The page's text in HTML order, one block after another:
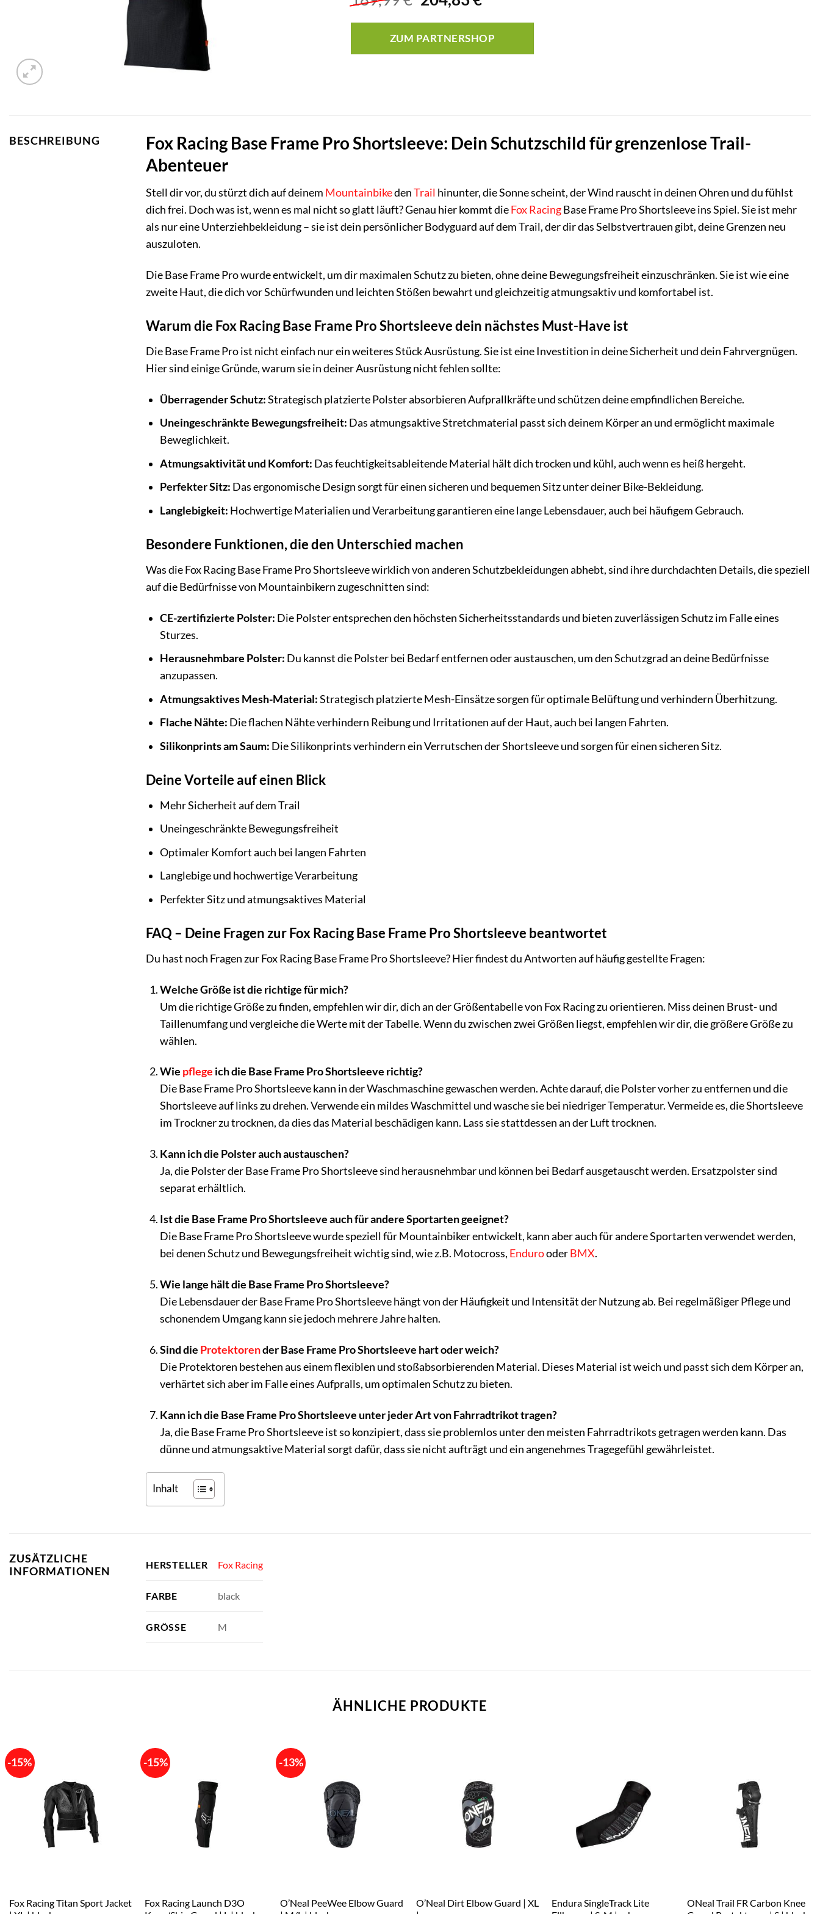
Preis
war:
189,99 €
ist:
204,83 €.
ZUM PARTNERSHOP
BESCHREIBUNG
Fox Racing Base Frame Pro Shortsleeve: Dein Schutzschild für grenzenlose Trail-
Abenteuer
Stell dir vor, du stürzt dich auf deinem MountainbikedenTrail hinunter, die Sonne scheint, der Wind rauscht in deinen Ohren und du fühlst
dich frei. Doch was ist, wenn es mal nicht so glatt läuft? Genau hier kommt dieFox RacingBase Frame Pro Shortsleeve ins Spiel. Sie ist mehr
als nur eine Unterziehbekleidung – sie ist dein persönlicher Bodyguard auf dem Trail, der dir das Selbstvertrauen gibt, deine Grenzen neu
auszuloten.
Die Base Frame Pro wurde entwickelt, um dir maximalen Schutz zu bieten, ohne deine Bewegungsfreiheit einzuschränken. Sie ist wie eine
zweite Haut, die dich vor Schürfwunden und leichten Stößen bewahrt und gleichzeitig atmungsaktiv und komfortabel ist.
Warum die Fox Racing Base Frame Pro Shortsleeve dein nächstes Must-Have ist
Die Base Frame Pro ist nicht einfach nur ein weiteres Stück Ausrüstung. Sie ist eine Investition in deine Sicherheit und dein Fahrvergnügen.
Hier sind einige Gründe, warum sie in deiner Ausrüstung nicht fehlen sollte:
Überragender Schutz:Strategisch platzierte Polster absorbieren Aufprallkräfte und schützen deine empfindlichen Bereiche.
Uneingeschränkte Bewegungsfreiheit: Das atmungsaktive Stretchmaterial passt sich deinem Körper an und ermöglicht maximale
Beweglichkeit.
Atmungsaktivität und Komfort: Das feuchtigkeitsableitende Material hält dich trocken und kühl, auch wenn es heiß hergeht.
Perfekter Sitz: Das ergonomische Design sorgt für einen sicheren und bequemen Sitz unter deiner Bike-Bekleidung.
Langlebigkeit: Hochwertige Materialien und Verarbeitung garantieren eine lange Lebensdauer, auch bei häufigem Gebrauch.
Besondere Funktionen, die den Unterschied machen
Was die Fox Racing Base Frame Pro Shortsleeve wirklich von anderen Schutzbekleidungen abhebt, sind ihre durchdachten Details, die speziell
auf die Bedürfnisse von Mountainbikern zugeschnitten sind:
CE-zertifizierte Polster: Die Polster entsprechen den höchsten Sicherheitsstandards und bieten zuverlässigen Schutz im Falle eines
Sturzes.
Herausnehmbare Polster: Du kannst die Polster bei Bedarf entfernen oder austauschen, um den Schutzgrad an deine Bedürfnisse
anzupassen.
Atmungsaktives Mesh-Material:Strategisch platzierte Mesh-Einsätze sorgen für optimale Belüftung und verhindern Überhitzung.
Flache Nähte: Die flachen Nähte verhindern Reibung und Irritationen auf der Haut, auch bei langen Fahrten.
Silikonprints am Saum: Die Silikonprints verhindern ein Verrutschen der Shortsleeve und sorgen für einen sicheren Sitz.
Deine Vorteile auf einen Blick
Mehr Sicherheit auf dem Trail
Uneingeschränkte Bewegungsfreiheit
Optimaler Komfort auch bei langen Fahrten
Langlebige und hochwertige Verarbeitung
Perfekter Sitz und atmungsaktives Material
FAQ – Deine Fragen zur Fox Racing Base Frame Pro Shortsleeve beantwortet
Du hast noch Fragen zur Fox Racing Base Frame Pro Shortsleeve? Hier findest du Antworten auf häufig gestellte Fragen:
Welche Größe ist die richtige für mich?
Um die richtige Größe zu finden, empfehlen wir dir, dich an der Größentabelle von Fox Racing zu orientieren. Miss deinen Brust- und
Taillenumfang und vergleiche die Werte mit der Tabelle. Wenn du zwischen zwei Größen liegst, empfehlen wir dir, die größere Größe zu
wählen.
Wie pflege ich die Base Frame Pro Shortsleeve richtig?
Die Base Frame Pro Shortsleeve kann in der Waschmaschine gewaschen werden. Achte darauf, die Polster vorher zu entfernen und die
Shortsleeve auf links zu drehen. Verwende ein mildes Waschmittel und wasche sie bei niedriger Temperatur. Vermeide es, die Shortsleeve
im Trockner zu trocknen, da dies das Material beschädigen kann. Lass sie stattdessen an der Luft trocknen.
Kann ich die Polster auch austauschen?
Ja, die Polster der Base Frame Pro Shortsleeve sind herausnehmbar und können bei Bedarf ausgetauscht werden. Ersatzpolster sind
separat erhältlich.
Ist die Base Frame Pro Shortsleeve auch für andere Sportarten geeignet?
Die Base Frame Pro Shortsleeve wurde speziell für Mountainbiker entwickelt, kann aber auch für andere Sportarten verwendet werden,
bei denen Schutz und Bewegungsfreiheit wichtig sind, wie z.B. Motocross, EndurooderBMX.
Wie lange hält die Base Frame Pro Shortsleeve?
Die Lebensdauer der Base Frame Pro Shortsleeve hängt von der Häufigkeit und Intensität der Nutzung ab. Bei regelmäßiger Pflege und
schonendem Umgang kann sie jedoch mehrere Jahre halten.
Sind die Protektorender Base Frame Pro Shortsleeve hart oder weich?
Die Protektoren bestehen aus einem flexiblen und stoßabsorbierenden Material. Dieses Material ist weich und passt sich dem Körper an,
verhärtet sich aber im Falle eines Aufpralls, um optimalen Schutz zu bieten.
Kann ich die Base Frame Pro Shortsleeve unter jeder Art von Fahrradtrikot tragen?
Ja, die Base Frame Pro Shortsleeve ist so konzipiert, dass sie problemlos unter den meisten Fahrradtrikots getragen werden kann. Das
dünne und atmungsaktive Material sorgt dafür, dass sie nicht aufträgt und ein angenehmes Tragegefühl gewährleistet.
Inhalt
ZUSÄTZLICHE
INFORMATIONEN
HERSTELLER Fox Racing
FARBE black
GRÖSSE M
ÄHNLICHE PRODUKTE
-15%
Fox Racing Titan Sport Jacket
-15%
Fox Racing Launch D3O
-13%
O’Neal PeeWee Elbow Guard
O’Neal Dirt Elbow Guard | XL
Endura SingleTrack Lite
ONeal Trail FR Carbon Knee